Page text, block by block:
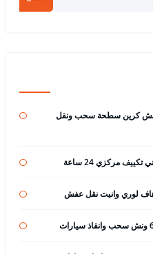
حليفة رقم / 65557275 / ونش كرين سطحة سحب ونقل